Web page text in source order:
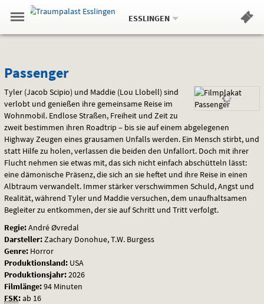
Springe
zum
,zum
.
Navigation
Gehe
zur
Standortauswahl
Standort:
ESSLINGEN.
Hinweis
Passenger
Passenger
Tyler (Jacob Scipio) und Maddie (Lou Llobell) sind
verlobt und genießen ihre gemeinsame Reise im
Wohnmobil. Endlose Straßen, Freiheit und Zeit zu
zweit bestimmen ihren Roadtrip – bis sie auf einem abgelegenen
Highway Zeugen eines grausamen Unfalls werden. Ein Mensch stirbt, und
statt Hilfe zu holen, verlassen die beiden den Unfallort. Doch mit ihrer
Flucht nehmen sie etwas mit, das sich nicht einfach abschütteln lässt:
eine dämonische Präsenz, die sich an sie heftet und ihre Reise in einen
Albtraum verwandelt. Immer stärker verschwimmen Schuld, Angst und
Realität, während Tyler und Maddie versuchen, dem unaufhaltsamen
Begleiter zu entkommen, der sie auf Schritt und Tritt verfolgt.
Regie:André Øvredal
Darsteller: Zachary Donohue, T.W. Burgess
Genre: Horror
Produktionsland: USA
Produktionsjahr:2026
Filmlänge:94 Minuten
FSK:ab 16